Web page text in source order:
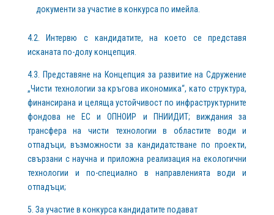
документи за участие в конкурса по имейла.
4.2. Интервю с кандидатите, на което се представя
исканата по-долу концепция.
4.3. Представяне на Концепция за развитие на Сдружение
„Чисти технологии за кръгова икономика“, като структура,
финансирана и целяща устойчивост по инфраструктурните
фондова не ЕС и ОПНОИР и ПНИИДИТ; виждания за
трансфера на чисти технологии в областите води и
отпадъци, възможности за кандидатстване по проекти,
свързани с научна и приложна реализация на екологични
технологии и по-специално в направленията води и
отпадъци;
5. За участие в конкурса кандидатите подават